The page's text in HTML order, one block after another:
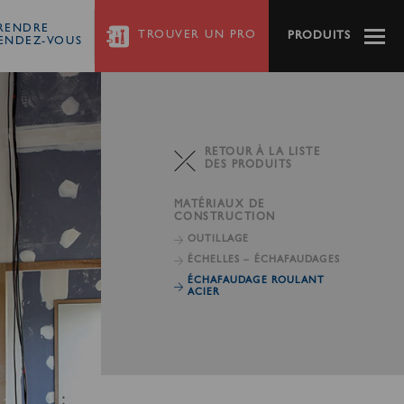
VOUS
TROUVER UN PRO PRODUITS
RETOUR À LA LISTE
DES PRODUITS
MATÉRIAUX DE
CONSTRUCTION
OUTILLAGE
ÉCHELLES – ÉCHAFAUDAGES
ÉCHAFAUDAGE ROULANT
ACIER